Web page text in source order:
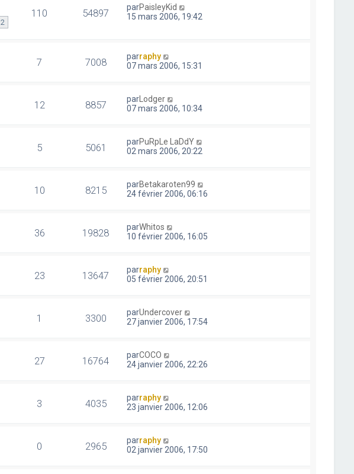
2
110 54897 parPaisleyKid
15 mars 2006, 19:42
7 7008 parraphy
07 mars 2006, 15:31
12 8857 par Lodger
07 mars 2006, 10:34
5 5061 parPuRpLe LaDdY
02 mars 2006, 20:22
10 8215 parBetakaroten99
24 février 2006, 06:16
36 19828 parWhitos
10 février 2006, 16:05
23 13647 parraphy
05 février 2006, 20:51
1 3300 parUndercover
27 janvier 2006, 17:54
27 16764 parCOCO
24 janvier 2006, 22:26
3 4035 parraphy
23 janvier 2006, 12:06
0 2965 parraphy
02 janvier 2006, 17:50